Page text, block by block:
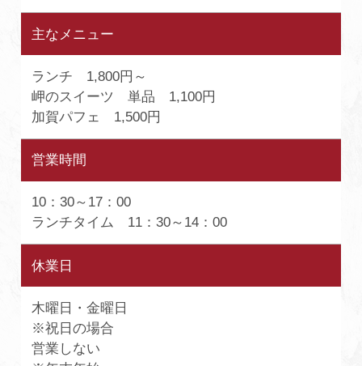
主なメニュー
ランチ 1,800円～
岬のスイーツ 単品 1,100円
加賀パフェ 1,500円
営業時間
10：30～17：00
ランチタイム 11：30～14：00
休業日
木曜日・金曜日
※祝日の場合
営業しない